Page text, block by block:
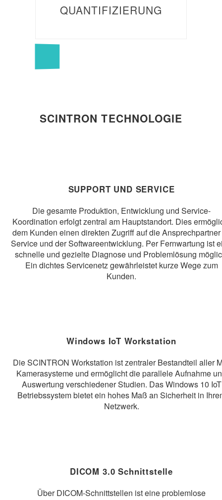
QUANTIFIZIERUNG
SCINTRON TECHNOLOGIE
SUPPORT UND SERVICE
Die gesamte Produktion, Entwicklung und Service-
Koordination erfolgt zentral am Hauptstandort. Dies
dem Kunden einen direkten Zugriff auf die
Service und der Softwareentwicklung. Per Fernwartung ist
schnelle und gezielte Diagnose und Problemlösung
Ein dichtes Servicenetz gewährleistet kurze Wege zum
Kunden.
Windows IoT Workstation
Die SCINTRON Workstation ist zentraler Bestandteil aller
Kamerasysteme und ermöglicht die parallele Aufnahme
Auswertung verschiedener Studien. Das Windows 10 IoT
Betriebssystem bietet ein hohes Maß an Sicherheit in
Netzwerk.
DICOM 3.0 Schnittstelle
Über DICOM-Schnittstellen ist eine problemlose